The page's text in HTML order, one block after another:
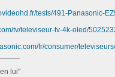
tests/491-Panasonic-
tv/televiseur-tv-4k-oled/
fr/consumer/
lui"